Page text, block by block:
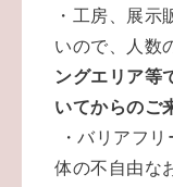
・工房、展示
いので、人数
ングエリア等
いてからのご
・バリアフ
体の不自由な